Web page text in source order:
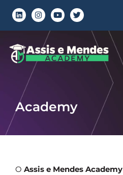
Academy
O Assis e Mendes Academy